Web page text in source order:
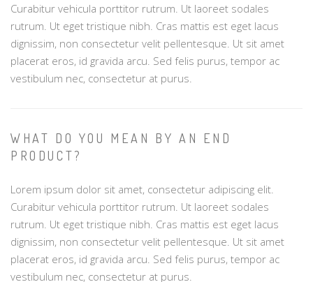
Curabitur vehicula porttitor rutrum. Ut laoreet sodales
rutrum. Ut eget tristique nibh. Cras mattis est eget lacus
dignissim, non consectetur velit pellentesque. Ut sit amet
placerat eros, id gravida arcu. Sed felis purus, tempor ac
vestibulum nec, consectetur at purus.
WHAT DO YOU MEAN BY AN END
PRODUCT?
Lorem ipsum dolor sit amet, consectetur adipiscing elit.
Curabitur vehicula porttitor rutrum. Ut laoreet sodales
rutrum. Ut eget tristique nibh. Cras mattis est eget lacus
dignissim, non consectetur velit pellentesque. Ut sit amet
placerat eros, id gravida arcu. Sed felis purus, tempor ac
vestibulum nec, consectetur at purus.